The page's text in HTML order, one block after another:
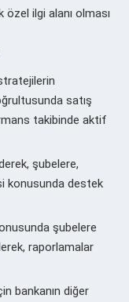
özel ilgi alanı olması
satış
takibinde aktif
şubelere,
konusunda destek
şubelere
raporlamalar
bankanın diğer